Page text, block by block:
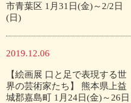
市青葉区 1月31日(金)～2/2日
(日)
2019.12.06
【絵画展 口と足で表現する世
界の芸術家たち】 熊本県上益
城郡嘉島町 1月24日(金)～26日